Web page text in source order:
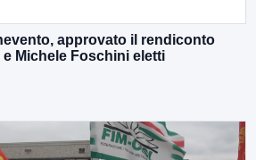
approvato il rendiconto
e Michele Foschini eletti